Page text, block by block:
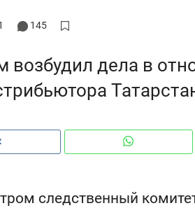
145
возбудил дела в
следственный